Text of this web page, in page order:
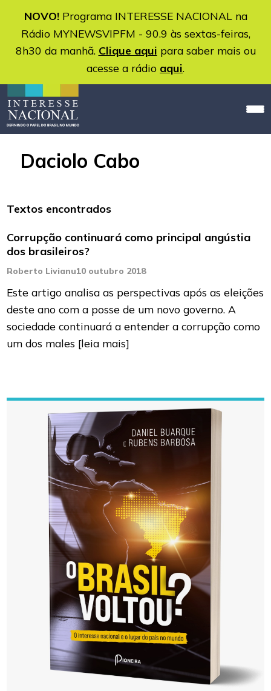
NOVO!Programa INTERESSE NACIONAL na
Rádio MYNEWSVIPFM - 90.9 às sextas-feiras,
8h30 da manhã. Clique aqui para saber mais ou
acesse a rádio aqui.
Daciolo Cabo
Textos encontrados
Corrupção continuará como principal angústia
dos brasileiros?
Roberto Livianu10 outubro 2018
Este artigo analisa as perspectivas após as eleições
deste ano com a posse de um novo governo. A
sociedade continuará a entender a corrupção como
um dos males [leia mais]